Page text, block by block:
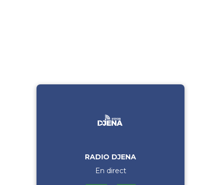
RADIO DJENA
En direct